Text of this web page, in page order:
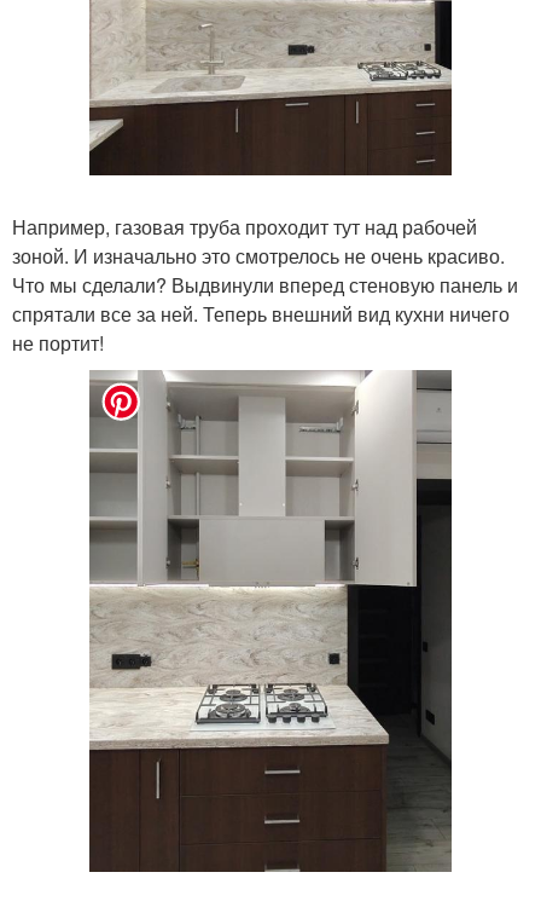
Например, газовая труба проходит тут над рабочей
зоной. И изначально это смотрелось не очень красиво.
Что мы сделали? Выдвинули вперед стеновую панель и
спрятали все за ней. Теперь внешний вид кухни ничего
не портит!